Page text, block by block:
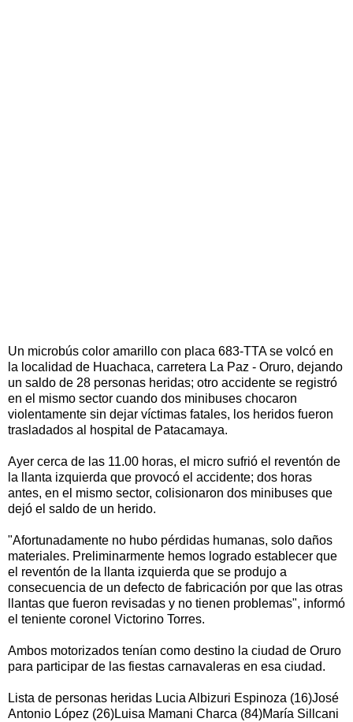
Un microbús color amarillo con placa 683-TTA se volcó en
la localidad de Huachaca, carretera La Paz - Oruro, dejando
un saldo de 28 personas heridas; otro accidente se registró
en el mismo sector cuando dos minibuses chocaron
violentamente sin dejar víctimas fatales, los heridos fueron
trasladados al hospital de Patacamaya.
Ayer cerca de las 11.00 horas, el micro sufrió el reventón de
la llanta izquierda que provocó el accidente; dos horas
antes, en el mismo sector, colisionaron dos minibuses que
dejó el saldo de un herido.
"Afortunadamente no hubo pérdidas humanas, solo daños
materiales. Preliminarmente hemos logrado establecer que
el reventón de la llanta izquierda que se produjo a
consecuencia de un defecto de fabricación por que las otras
llantas que fueron revisadas y no tienen problemas", informó
el teniente coronel Victorino Torres.
Ambos motorizados tenían como destino la ciudad de Oruro
para participar de las fiestas carnavaleras en esa ciudad.
Lista de personas heridas Lucia Albizuri Espinoza (16)José
Antonio López (26)Luisa Mamani Charca (84)María Sillcani